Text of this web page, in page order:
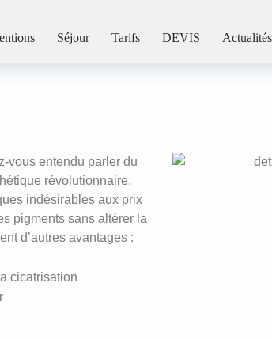
Séjour Tarifs DEVIS Actualités
vous entendu parler du
révolutionnaire.
indésirables aux prix
pigments sans altérer la
d’autres avantages :
cicatrisation